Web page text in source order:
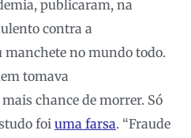
publicaram, na
contra a
no mundo todo.
tomava
chance de morrer. Só
foi uma farsa. “Fraude